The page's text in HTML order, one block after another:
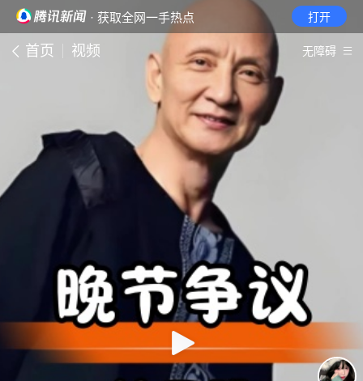
· 获取全网一手热点 打开
首页 视频 无障碍